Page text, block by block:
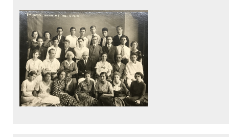
Стемпковский Николай
г., завуч средней школы № 5
преподавал литературу и
г., назначен директором этой же
г., вместе с выпускным классом
ушёл на фронт. Все они погибли.